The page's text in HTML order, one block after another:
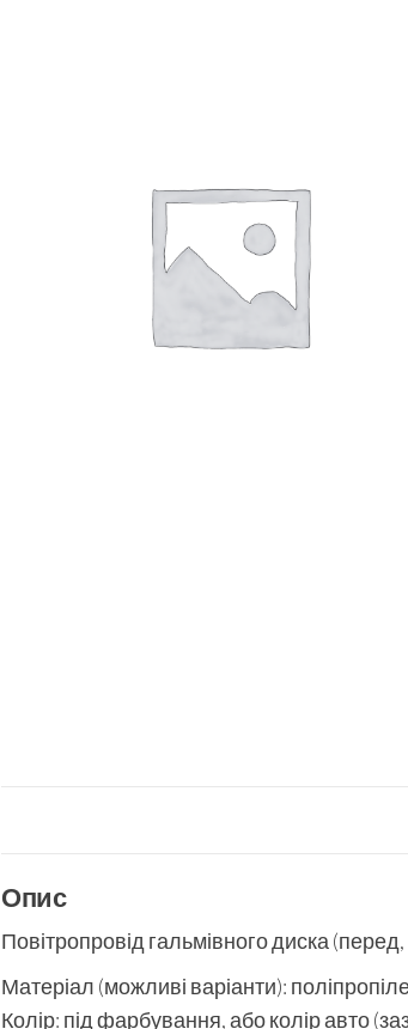
Опис
Повітропровід гальмівного диска
Матеріал (можливі варіанти):
Колір: під фарбування, або колір авто